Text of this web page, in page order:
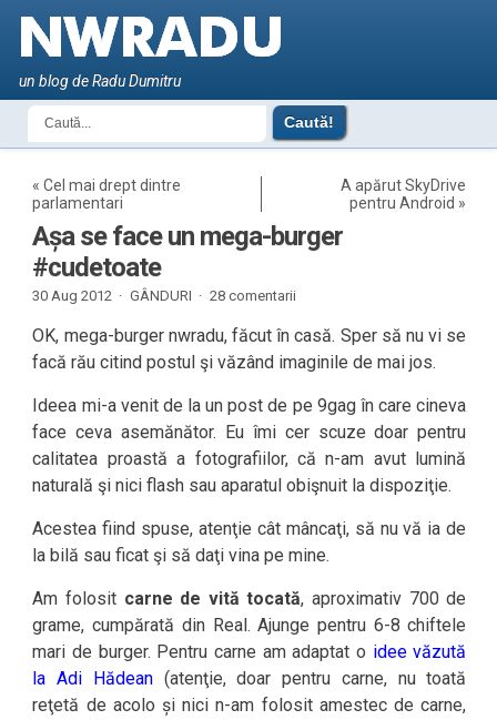
un blog de Radu Dumitru
«Cel mai drept dintre
parlamentari
A apărut SkyDrive
pentru Android »
Așa se face un mega-burger
#cudetoate
30 Aug 2012 · GÂNDURI · 28 comentarii
OK, mega-burger nwradu, făcut în casă. Sper să nu vi se
facă rău citind postul şi văzând imaginile de mai jos.
Ideea mi-a venit de la un post de pe 9gag în care cineva
face ceva asemănător. Eu îmi cer scuze doar pentru
calitatea proastă a fotografiilor, că n-am avut lumină
naturală şi nici flash sau aparatul obişnuit la dispoziţie.
Acestea fiind spuse, atenţie cât mâncaţi, să nu vă ia de
la bilă sau ficat şi să daţi vina pe mine.
Am folosit carne de vită tocată, aproximativ 700 de
grame, cumpărată din Real. Ajunge pentru 6-8 chiftele
mari de burger. Pentru carne am adaptat o idee văzută
la Adi Hădean(atenţie, doar pentru carne, nu toată
reţetă de acolo și nici n-am folosit amestec de carne,